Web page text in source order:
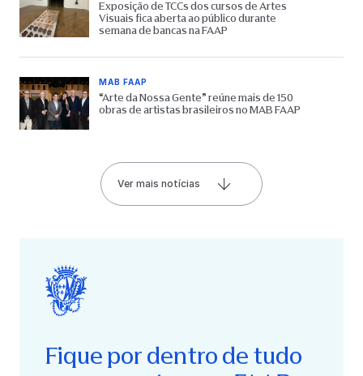
Exposição de TCCs dos cursos de Artes
Visuais fica aberta ao público durante
semana de bancas na FAAP
MAB FAAP
“Arte da Nossa Gente” reúne mais de 150
obras de artistas brasileiros no MAB FAAP
Ver mais notícias
Fique por dentro de tudo